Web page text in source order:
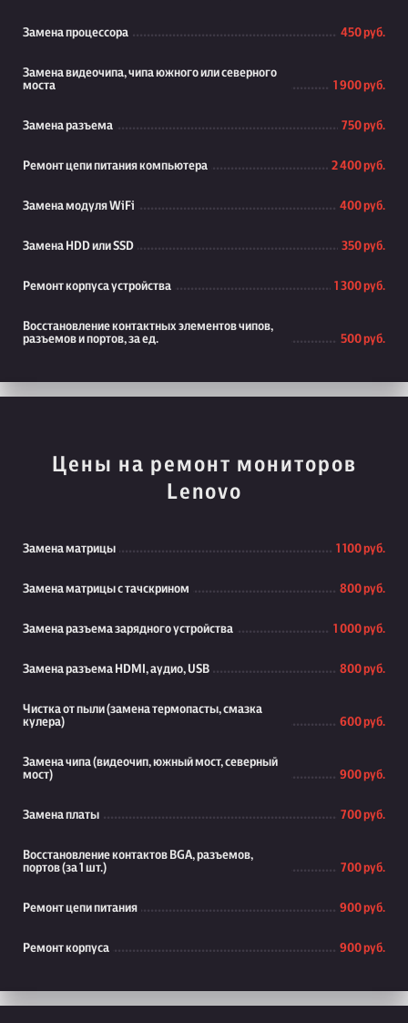
Замена процессора 450 руб.
Замена видеочипа, чипа южного или северного
моста
1 900 руб.
Замена разъема 750 руб.
Ремонт цепи питания компьютера 2 400 руб.
Замена модуля WiFi 400 руб.
Замена HDD или SSD 350 руб.
Ремонт корпуса устройства 1 300 руб.
Восстановление контактных элементов чипов,
разъемов и портов, за ед.
500 руб.
Цены на ремонт мониторов
Lenovo
Замена матрицы 1 100 руб.
Замена матрицы с тачскрином 800 руб.
Замена разъема зарядного устройства 1 000 руб.
Замена разъема HDMI, аудио, USB 800 руб.
Чистка от пыли (замена термопасты, смазка
кулера)
600 руб.
Замена чипа (видеочип, южный мост, северный
мост)
900 руб.
Замена платы 700 руб.
Восстановление контактов BGA, разъемов,
портов (за 1 шт.)
700 руб.
Ремонт цепи питания 900 руб.
Ремонт корпуса 900 руб.